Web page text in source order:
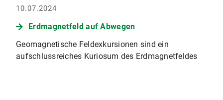
10.07.2024
Erdmagnetfeld auf Abwegen
Geomagnetische Feldexkursionen sind ein
aufschlussreiches Kuriosum des Erdmagnetfeldes